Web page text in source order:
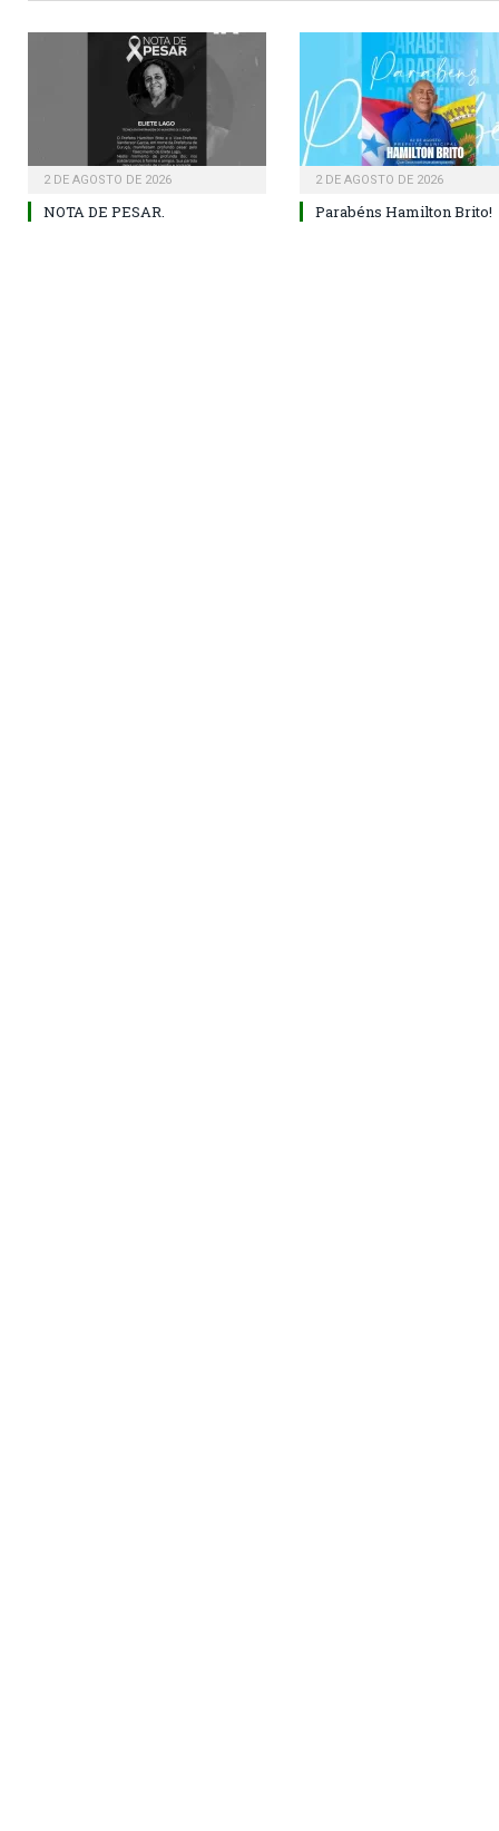
2 DE AGOSTO DE 2026
NOTA DE PESAR.
2 DE AGOSTO DE 2026
Parabéns Hamilton Brito!